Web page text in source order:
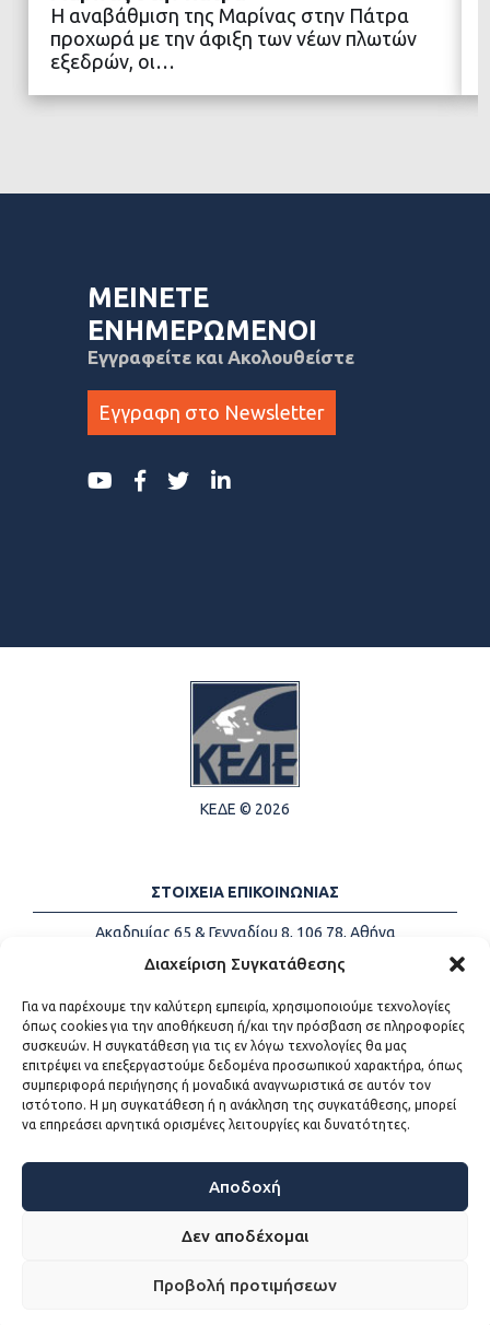
Διαχείριση Συγκατάθεσης
Για να παρέχουμε την καλύτερη εμπειρία, χρησιμοποιούμε τεχνολογίες
όπως cookies για την αποθήκευση ή/και την πρόσβαση σε πληροφορίες
συσκευών. Η συγκατάθεση για τις εν λόγω τεχνολογίες θα μας
επιτρέψει να επεξεργαστούμε δεδομένα προσωπικού χαρακτήρα, όπως
συμπεριφορά περιήγησης ή μοναδικά αναγνωριστικά σε αυτόν τον
ιστότοπο. Η μη συγκατάθεση ή η ανάκληση της συγκατάθεσης, μπορεί
να επηρεάσει αρνητικά ορισμένες λειτουργίες και δυνατότητες.
Αποδοχή
Δεν αποδέχομαι
Προβολή προτιμήσεων
ΔΙΑΒΑΣΤΕ ΠΕΡΙΣΣΟΤΕΡΑ
Η αναβάθμιση της Μαρίνας στην Πάτρα
προχωρά με την άφιξη των νέων πλωτών
εξεδρών, οι…
ΜΕΙΝΕΤΕ
ΕΝΗΜΕΡΩΜΕΝΟΙ
Εγγραφείτε και Ακολουθείστε
Εγγραφη στο Newsletter
ΚΕΔΕ © 2026
ΣΤΟΙΧΕΙΑ ΕΠΙΚΟΙΝΩΝΙΑΣ
Ακαδημίας 65 & Γενναδίου 8, 106 78, Αθήνα
Τηλέφωνα:
+30 213-2147500
Email:
info@kede.gr
ΧΡΗΣΙΜΟΙ ΣΥΝΔΕΣΜΟΙ
Η ΚΕΔΕ
Επικοινωνία
Sitemap
Προσβασιμότητα
Όροι χρήσης
WEB DEVELOPMENT BY ΕΓΚΡΙΤΟΣ GROUP - ΣΥΝΕΡΓΑΣΙΑ Α.Ε.